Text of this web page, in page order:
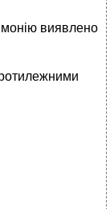
виявлено